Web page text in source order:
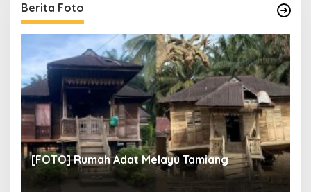
Berita Foto
[FOTO] Rumah Adat Melayu Tamiang